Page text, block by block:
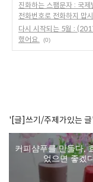
진화하는 스팸문자 : 국
전화번호로 전화하지 맙
다시 시작되는 5월 :
했어요.
(0)
'[글]쓰기/주제가있는
커피샴푸를 만들다,
었으면 좋겠